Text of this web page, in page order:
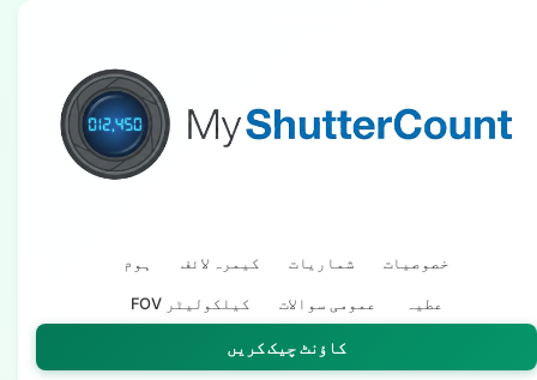
ہوم کیمرہ لائف شماریات خصوصیات
FOV کیلکولیٹر عمومی سوالات عطیہ
کاؤنٹ چیک کریں